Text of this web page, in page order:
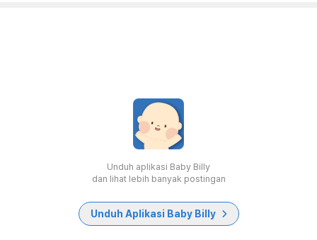
Unduh aplikasi Baby Billy
dan lihat lebih banyak postingan
Unduh Aplikasi Baby Billy